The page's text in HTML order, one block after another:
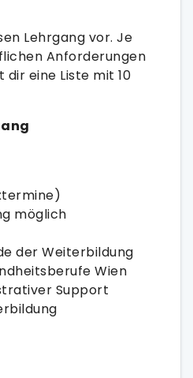
Lehrgang vor. Je
Anforderungen
eine Liste mit 10
möglich
der Weiterbildung
Wien
Support